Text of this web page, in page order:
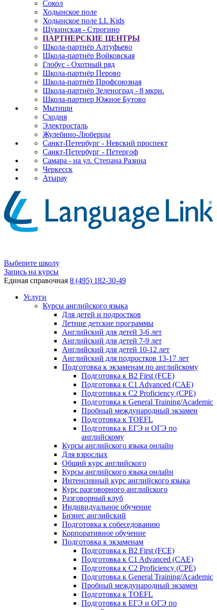
Сокол
Ходынское поле
Ходынское поле LL Kids
Щукинская - Строгино
ПАРТНЕРСКИЕ ЦЕНТРЫ
Школа-партнёр Алтуфьево
Школа-партнёр Войковская
Глобус - Охотный ряд
Школа-партнёр Перово
Школа-партнёр Профсоюзная
Школа-партнёр Зеленоград - 8 мкрн.
Школа-партнер Южное Бутово
Мытищи
Сходня
Электросталь
Жулебино-Люберцы
Санкт-Петербург - Невский проспект
Санкт-Петербург - Петергоф
Самара - на ул. Степана Разина
Черкесск
Атырау
Выберите школу
Запись на курсы
Единая справочная 8 (495) 182-30-49
Услуги
Курсы английского языка
Для детей и подростков
Летние детские программы
Английский для детей 3-6 лет
Английский для детей 7-9 лет
Английский для детей 10-12 лет
Английский для подростков 13-17 лет
Подготовка к экзаменам по английскому
Подготовка к B2 First (FCE)
Подготовка к C1 Advanced (CAE)
Подготовка к C2 Proficiency (CPE)
Подготовка к General Training/Academic
Пробный международный экзамен
Подготовка к TOEFL
Подготовка к ЕГЭ и ОГЭ по
английскому
Курсы английского языка онлайн
Для взрослых
Общий курс английского
Курсы английского языка онлайн
Интенсивный курс английского языка
Курс разговорного английского
Разговорный клуб
Индивидуальное обучение
Бизнес английский
Подготовка к собеседованию
Корпоративное обучение
Подготовка к экзаменам
Подготовка к B2 First (FCE)
Подготовка к C1 Advanced (CAE)
Подготовка к C2 Proficiency (CPE)
Подготовка к General Training/Academic
Пробный международный экзамен
Подготовка к TOEFL
Подготовка к ЕГЭ и ОГЭ по